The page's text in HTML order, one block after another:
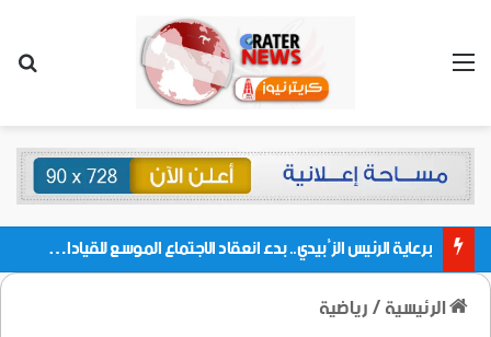
القائمة
برعاية الرئيس الزُبيدي.. بدء انعقاد الاجتماع الموسع للقيادات المحلية بالعاصمة ولمديريات وكتل مجلس العموم ومنسقيات الجامعة بالعاصمة عدن
الرئيسية/رياضية